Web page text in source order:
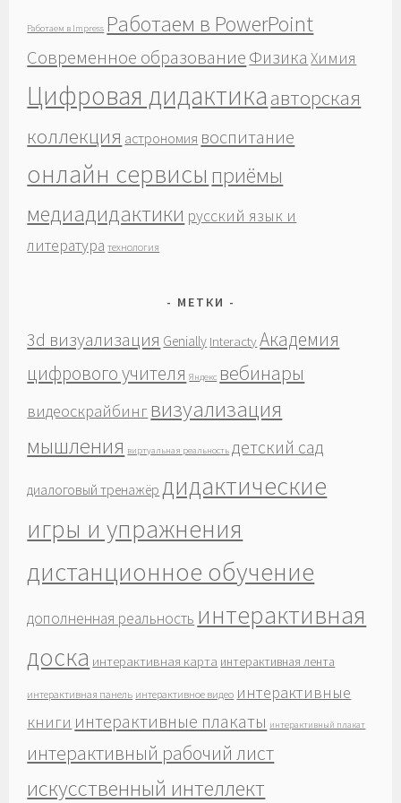
Работаем в Impress Работаем в PowerPoint
Современное образование Физика Химия
Цифровая дидактика авторская
коллекция астрономия воспитание
онлайн сервисы приёмы
медиадидактики русский язык и
литература технология
МЕТКИ
3d визуализация Genially Interacty Академия
цифрового учителя Яндекс вебинары
видеоскрайбинг визуализация
мышления виртуальная реальность детский сад
диалоговый тренажёр дидактические
игры и упражнения
дистанционное обучение
дополненная реальность интерактивная
доска интерактивная карта интерактивная лента
интерактивная панель интерактивное видео интерактивные
книги интерактивные плакаты интерактивный плакат
интерактивный рабочий лист
искусственный интеллект